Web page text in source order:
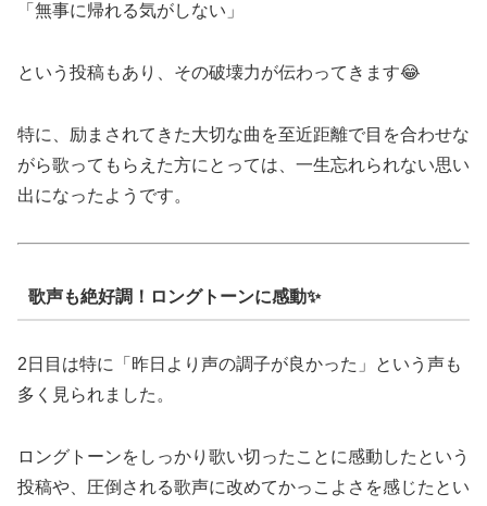
「無事に帰れる気がしない」
という投稿もあり、その破壊力が伝わってきます😂
特に、励まされてきた大切な曲を至近距離で目を合わせな
がら歌ってもらえた方にとっては、一生忘れられない思い
出になったようです。
歌声も絶好調！ロングトーンに感動✨
2日目は特に「昨日より声の調子が良かった」という声も
多く見られました。
ロングトーンをしっかり歌い切ったことに感動したという
投稿や、圧倒される歌声に改めてかっこよさを感じたとい